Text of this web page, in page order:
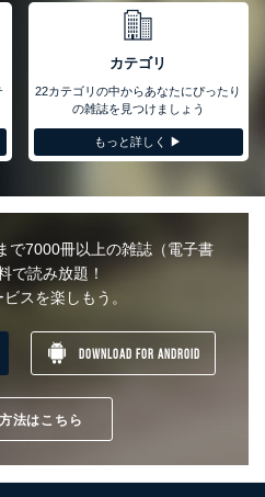
カテゴリ
22カテゴリの中からあなたにぴったり
の雑誌を見つけましょう
もっと詳しく ▶︎
で7000冊以上の雑誌（電子書
で読み放題！
スを楽しもう。
DOWNLOAD FOR ANDROID
法はこちら